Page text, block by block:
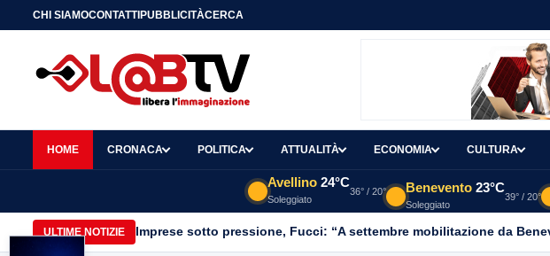
CHI SIAMOCONTATTIPUBBLICITÀCERCA
HOME CRONACA POLITICA ATTUALITÀ ECONOMIA CULTURA
Avellino 24°C
Soleggiato
36° / 20° Benevento 23°C
Soleggiato
39° / 20°
ULTIME NOTIZIE Imprese sotto pressione, Fucci: “A settembre mobilitazione da